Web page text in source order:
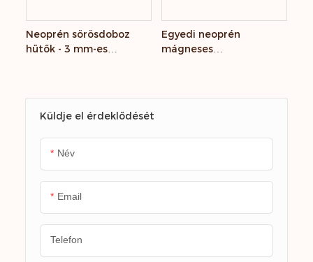
Küldje el érdeklődését
Név
Email
Telefon
van beágyazva, így
különféle mágneses
Neoprén sörösdoboz
hűtők - 3 mm-es
Egyedi neoprén
mágneses